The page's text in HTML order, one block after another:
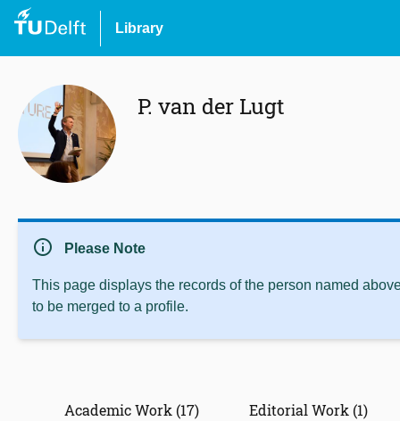
Library
P. van der Lugt
info Please Note
This page displays the records of the person named
to be merged to a profile.
Academic Work (17) Editorial Work (1)